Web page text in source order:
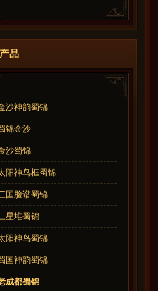
品
沙神韵蜀锦
锦金沙
沙蜀锦
阳神鸟框蜀锦
国脸谱蜀锦
星堆蜀锦
阳神鸟蜀锦
国神韵蜀锦
成都蜀锦